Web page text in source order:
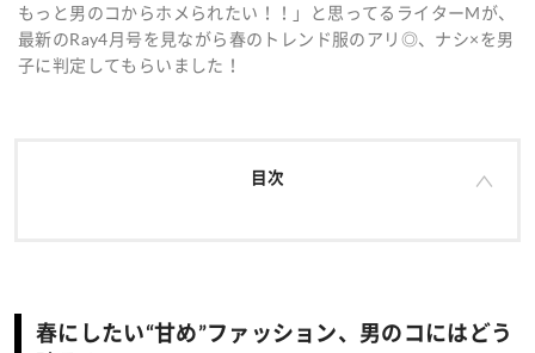
もっと男のコからホメられたい！！」と思ってるライターMが、
最新のRay4月号を見ながら春のトレンド服のアリ◎、ナシ×を男
子に判定してもらいました！
目次
春にしたい“甘め”ファッション、男のコにはどう